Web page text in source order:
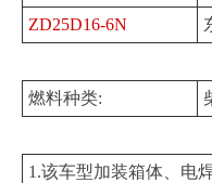
ZD25D16-6N
燃料种类:
1.该车型加装箱体、电